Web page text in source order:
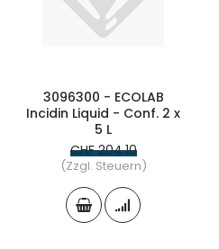
3096300 - ECOLAB
Incidin Liquid - Conf. 2 x
5 L
CHF 204.10
(Zzgl. Steuern)